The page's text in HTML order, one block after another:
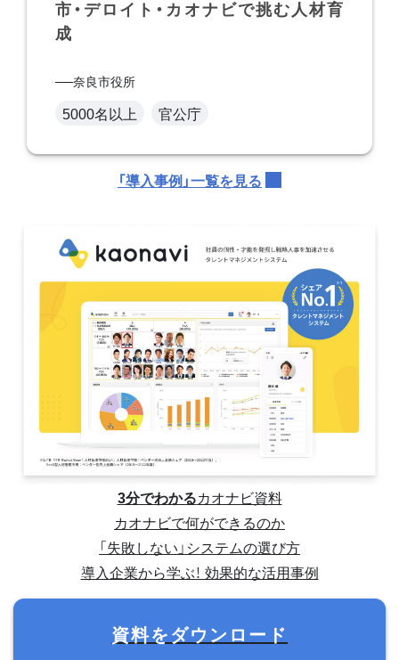
市・デロイト・カオナビで挑む人材育
成
奈良市役所
5000名以上 官公庁
「導入事例」一覧を見る
3分でわかるカオナビ資料
カオナビで何ができるのか
「失敗しない」システムの選び方
導入企業から学ぶ！ 効果的な活用事例
資料をダウンロード